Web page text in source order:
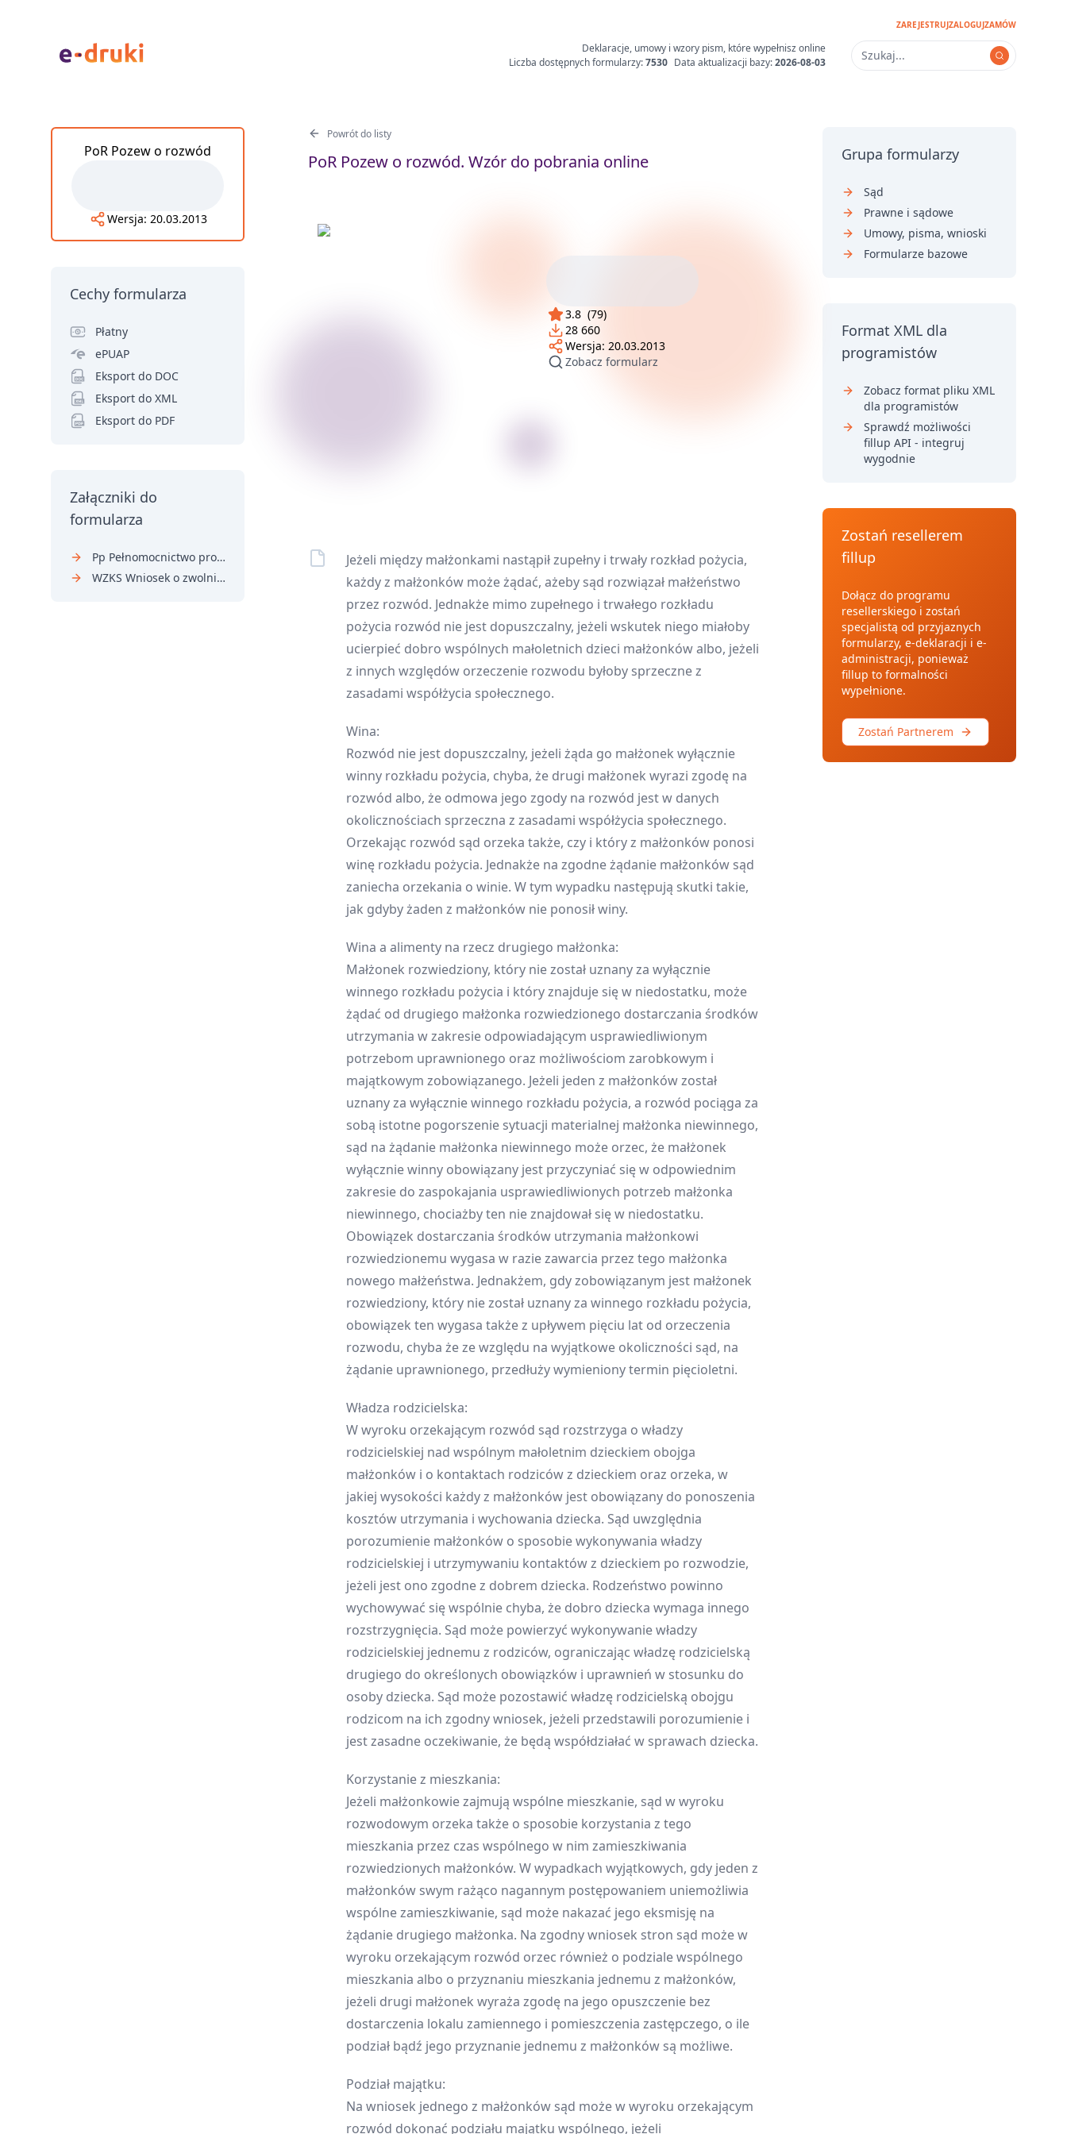
ZAREJESTRUJZALOGUJZAMÓW
Deklaracje, umowy i wzory pism, które wypełnisz online
Liczba dostępnych formularzy:7530 Data aktualizacji bazy:2026-08-03
Powrót do listy
PoR Pozew o rozwód. Wzór do pobrania online
3.8 (79)
28 660
Wersja: 20.03.2013
Zobacz formularz
Jeżeli między małżonkami nastąpił zupełny i trwały rozkład pożycia,
każdy z małżonków może żądać, ażeby sąd rozwiązał małżeństwo
przez rozwód. Jednakże mimo zupełnego i trwałego rozkładu
pożycia rozwód nie jest dopuszczalny, jeżeli wskutek niego miałoby
ucierpieć dobro wspólnych małoletnich dzieci małżonków albo, jeżeli
z innych względów orzeczenie rozwodu byłoby sprzeczne z
zasadami współżycia społecznego.
Wina:
Rozwód nie jest dopuszczalny, jeżeli żąda go małżonek wyłącznie
winny rozkładu pożycia, chyba, że drugi małżonek wyrazi zgodę na
rozwód albo, że odmowa jego zgody na rozwód jest w danych
okolicznościach sprzeczna z zasadami współżycia społecznego.
Orzekając rozwód sąd orzeka także, czy i który z małżonków ponosi
winę rozkładu pożycia. Jednakże na zgodne żądanie małżonków sąd
zaniecha orzekania o winie. W tym wypadku następują skutki takie,
jak gdyby żaden z małżonków nie ponosił winy.
Wina a alimenty na rzecz drugiego małżonka:
Małżonek rozwiedziony, który nie został uznany za wyłącznie
winnego rozkładu pożycia i który znajduje się w niedostatku, może
żądać od drugiego małżonka rozwiedzionego dostarczania środków
utrzymania w zakresie odpowiadającym usprawiedliwionym
potrzebom uprawnionego oraz możliwościom zarobkowym i
majątkowym zobowiązanego. Jeżeli jeden z małżonków został
uznany za wyłącznie winnego rozkładu pożycia, a rozwód pociąga za
sobą istotne pogorszenie sytuacji materialnej małżonka niewinnego,
sąd na żądanie małżonka niewinnego może orzec, że małżonek
wyłącznie winny obowiązany jest przyczyniać się w odpowiednim
zakresie do zaspokajania usprawiedliwionych potrzeb małżonka
niewinnego, chociażby ten nie znajdował się w niedostatku.
Obowiązek dostarczania środków utrzymania małżonkowi
rozwiedzionemu wygasa w razie zawarcia przez tego małżonka
nowego małżeństwa. Jednakżem, gdy zobowiązanym jest małżonek
rozwiedziony, który nie został uznany za winnego rozkładu pożycia,
obowiązek ten wygasa także z upływem pięciu lat od orzeczenia
rozwodu, chyba że ze względu na wyjątkowe okoliczności sąd, na
żądanie uprawnionego, przedłuży wymieniony termin pięcioletni.
Władza rodzicielska:
W wyroku orzekającym rozwód sąd rozstrzyga o władzy
rodzicielskiej nad wspólnym małoletnim dzieckiem obojga
małżonków i o kontaktach rodziców z dzieckiem oraz orzeka, w
jakiej wysokości każdy z małżonków jest obowiązany do ponoszenia
kosztów utrzymania i wychowania dziecka. Sąd uwzględnia
porozumienie małżonków o sposobie wykonywania władzy
rodzicielskiej i utrzymywaniu kontaktów z dzieckiem po rozwodzie,
jeżeli jest ono zgodne z dobrem dziecka. Rodzeństwo powinno
wychowywać się wspólnie chyba, że dobro dziecka wymaga innego
rozstrzygnięcia. Sąd może powierzyć wykonywanie władzy
rodzicielskiej jednemu z rodziców, ograniczając władzę rodzicielską
drugiego do określonych obowiązków i uprawnień w stosunku do
osoby dziecka. Sąd może pozostawić władzę rodzicielską obojgu
rodzicom na ich zgodny wniosek, jeżeli przedstawili porozumienie i
jest zasadne oczekiwanie, że będą współdziałać w sprawach dziecka.
Korzystanie z mieszkania:
Jeżeli małżonkowie zajmują wspólne mieszkanie, sąd w wyroku
rozwodowym orzeka także o sposobie korzystania z tego
mieszkania przez czas wspólnego w nim zamieszkiwania
rozwiedzionych małżonków. W wypadkach wyjątkowych, gdy jeden z
małżonków swym rażąco nagannym postępowaniem uniemożliwia
wspólne zamieszkiwanie, sąd może nakazać jego eksmisję na
żądanie drugiego małżonka. Na zgodny wniosek stron sąd może w
wyroku orzekającym rozwód orzec również o podziale wspólnego
mieszkania albo o przyznaniu mieszkania jednemu z małżonków,
jeżeli drugi małżonek wyraża zgodę na jego opuszczenie bez
dostarczenia lokalu zamiennego i pomieszczenia zastępczego, o ile
podział bądź jego przyznanie jednemu z małżonków są możliwe.
Podział majątku:
Na wniosek jednego z małżonków sąd może w wyroku orzekającym
rozwód dokonać podziału majątku wspólnego, jeżeli
PoR Pozew o rozwód
Wersja: 20.03.2013
Cechy formularza
Płatny
ePUAP
Eksport do DOC
Eksport do XML
Eksport do PDF
Załączniki do
formularza
Pp Pełnomocnictwo procesowe
WZKS Wniosek o zwolnienie od kosztów sądowych
Grupa formularzy
Sąd
Prawne i sądowe
Umowy, pisma, wnioski
Formularze bazowe
Format XML dla
programistów
Zobacz format pliku XML
dla programistów
Sprawdź możliwości
fillup API - integruj
wygodnie
Zostań resellerem
fillup
Dołącz do programu
resellerskiego i zostań
specjalistą od przyjaznych
formularzy, e-deklaracji i e-
administracji, ponieważ
fillup to formalności
wypełnione.
Zostań Partnerem